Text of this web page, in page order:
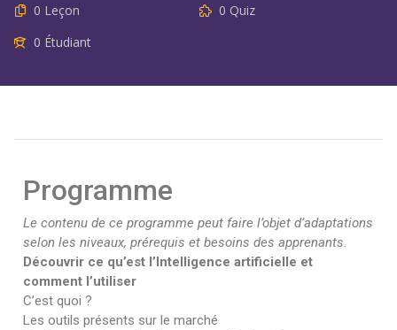
0 Leçon
0 Quiz
0 Étudiant
Programme
Le contenu de ce programme peut faire l’objet d’adaptations
selon les niveaux, prérequis et besoins des apprenants.
Découvrir ce qu’est l’Intelligence artificielle et
comment l’utiliser
C’est quoi ?
Les outils présents sur le marché